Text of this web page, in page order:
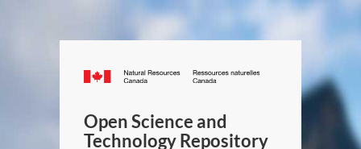
Canada.ca
/
Open Science and
Technology Repository